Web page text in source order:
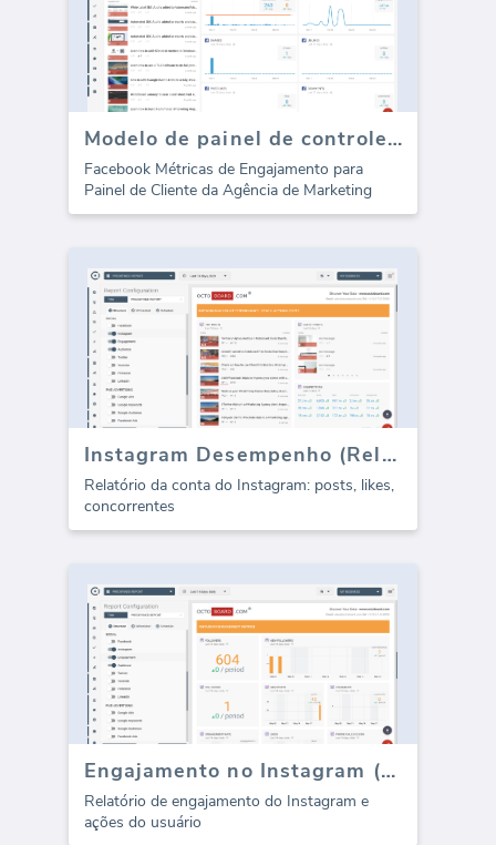
Modelo de painel de controle de mídia social do Facebook - Engajamento
Facebook Métricas de Engajamento para
Painel de Cliente da Agência de Marketing
Instagram Desempenho (Relatório)
Relatório da conta do Instagram: posts, likes,
concorrentes
Engajamento no Instagram (Relatório)
Relatório de engajamento do Instagram e
ações do usuário